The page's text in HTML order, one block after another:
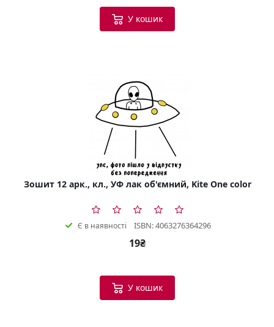
У кошик
Зошит 12 арк., кл., УФ лак об'ємний, Kite One color
Є в наявності ISBN: 4063276364296
19₴
У кошик